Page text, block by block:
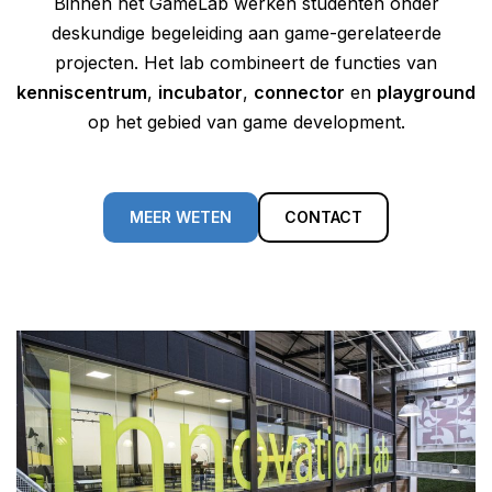
deskundige begeleiding aan game-gerelateerde
projecten. Het lab combineert de functies van
kenniscentrum, incubator, connector en playground
op het gebied van game development.
MEER WETEN CONTACT